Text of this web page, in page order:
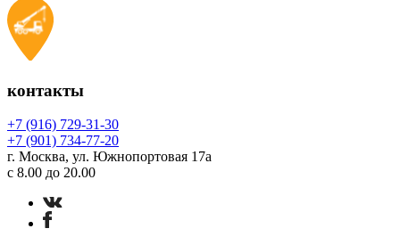
контакты
+7 (916) 729-31-30
+7 (901) 734-77-20
г. Москва, ул. Южнопортовая 17а
с 8.00 до 20.00